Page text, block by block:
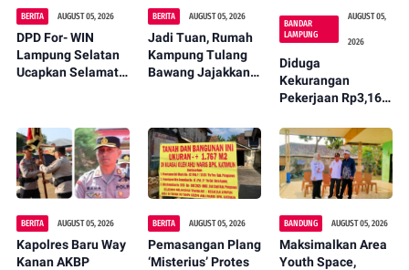
BERITA AUGUST 05, 2026
DPD For- WIN
Lampung Selatan
Ucapkan Selamat
Pelantikan di
Ruang Terbuka
BERITA AUGUST 05, 2026
Jadi Tuan, Rumah
Kampung Tulang
Bawang Jajakkan
PKK Way Kanan
BANDAR
LAMPUNG
AUGUST 05,
2026
Diduga
Kekurangan
Pekerjaan Rp3,16
Proyek di Dinas
BMBK Lampung
BERITA AUGUST 05, 2026
Kapolres Baru Way
Kanan AKBP
BERITA AUGUST 05, 2026
Pemasangan Plang
‘Misterius’ Protes
BANDUNG AUGUST 05, 2026
Maksimalkan Area
Youth Space,